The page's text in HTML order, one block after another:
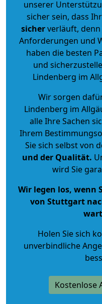
unserer
sicher sein, dass
sicherverläuft, denn
Anforderungen und
haben die besten
und
Lindenberg im
Wir sorgen
Lindenberg im
alle Ihre Sachen
Ihrem
Sie sich selbst von
und der Qualität.
wird Sie
Wir legen los, wenn
von Stuttgart
Holen Sie sich
unverbindliche
Kostenlose